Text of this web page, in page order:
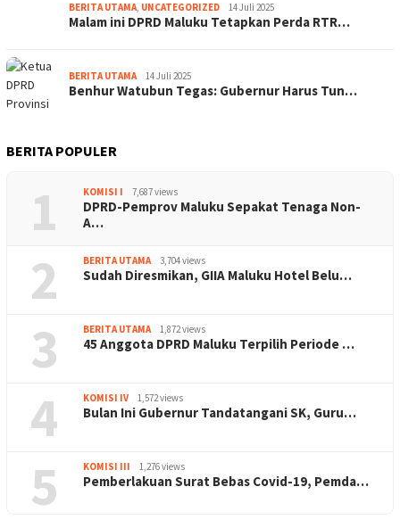
BERITA UTAMA, UNCATEGORIZED 14 Juli 2025
Malam ini DPRD Maluku Tetapkan Perda RTR…
BERITA UTAMA 14 Juli 2025
Benhur Watubun Tegas: Gubernur Harus Tun…
BERITA POPULER
1 KOMISI I 7,687 views
DPRD-Pemprov Maluku Sepakat Tenaga Non-
A…
2 BERITA UTAMA 3,704 views
Sudah Diresmikan, GIIA Maluku Hotel Belu…
3 BERITA UTAMA 1,872 views
45 Anggota DPRD Maluku Terpilih Periode …
4 KOMISI IV 1,572 views
Bulan Ini Gubernur Tandatangani SK, Guru…
5 KOMISI III 1,276 views
Pemberlakuan Surat Bebas Covid-19, Pemda…